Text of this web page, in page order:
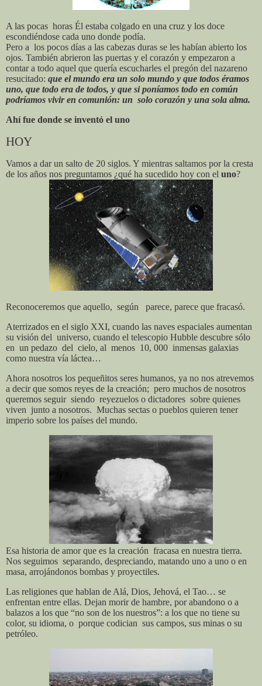
A las pocas horas Él estaba colgado en una cruz y los doce
escondiéndose cada uno donde podía.
Pero a los pocos días a las cabezas duras se les habían abierto los
ojos. También abrieron las puertas y el corazón y empezaron a
contar a todo aquel que quería escucharles el pregón del nazareno
resucitado: que el mundo era un solo mundo y que todos éramos
uno, que todo era de todos, y que si poníamos todo en común
podríamos vivir en comunión: un solo corazón y una sola alma.
Ahí fue donde se inventó el uno
HOY
Vamos a dar un salto de 20 siglos. Y mientras saltamos por la cresta
de los años nos preguntamos ¿qué ha sucedido hoy con el uno?
Reconoceremos que aquello, según
parece, parece que fracasó.
Aterrizados en el siglo XXI, cuando las naves espaciales aumentan
su visión del universo, cuando el telescopio Hubble descubre sólo
en un pedazo del cielo, al menos 10, 000 inmensas galaxias
como nuestra vía láctea…
Ahora nosotros los pequeñitos seres humanos, ya no nos atrevemos
a decir que somos reyes de la creación; pero muchos de nosotros
queremos seguir siendo reyezuelos o dictadores sobre quienes
viven junto a nosotros. Muchas sectas o pueblos quieren tener
imperio sobre los países del mundo.
Esa historia de amor que es la creación fracasa en nuestra tierra.
Nos seguimos separando, despreciando, matando uno a uno o en
masa, arrojándonos bombas y proyectiles.
Las religiones que hablan de Alá, Dios, Jehová, el Tao… se
enfrentan entre ellas. Dejan morir de hambre, por abandono o a
balazos a los que “no son de los nuestros”: a los que no tiene su
color, su idioma, o porque codician sus campos, sus minas o su
petróleo.